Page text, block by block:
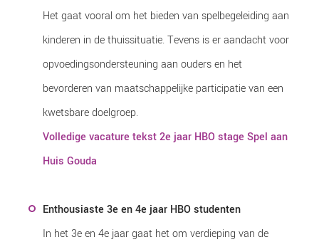
Het gaat vooral om het bieden van spelbegeleiding aan
kinderen in de thuissituatie. Tevens is er aandacht voor
opvoedingsondersteuning aan ouders en het
bevorderen van maatschappelijke participatie van een
kwetsbare doelgroep.
Volledige vacature tekst 2e jaar HBO stage Spel aan
Huis Gouda
Enthousiaste 3e en 4e jaar HBO studenten
In het 3e en 4e jaar gaat het om verdieping van de